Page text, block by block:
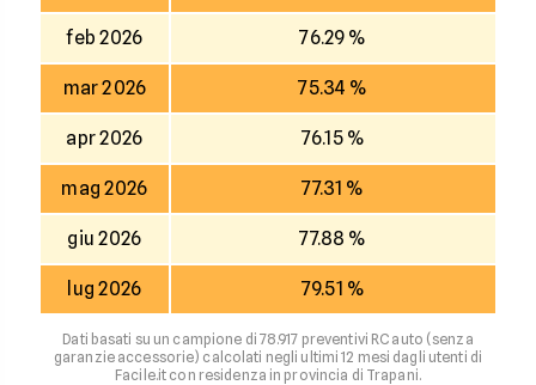
feb 2026 76.29 %
mar 2026 75.34 %
apr 2026 76.15 %
mag 2026 77.31 %
giu 2026 77.88 %
lug 2026 79.51 %
Dati basati su un campione di 78.917 preventivi RC auto (senza
garanzie accessorie) calcolati negli ultimi 12 mesi dagli utenti di
Facile.it con residenza in provincia di Trapani.